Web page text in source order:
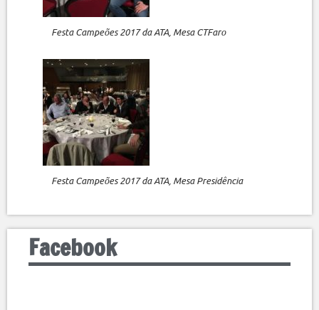
Festa Campeões 2017 da ATA, Mesa CTFaro
Festa Campeões 2017 da ATA, Mesa Presidência
Facebook